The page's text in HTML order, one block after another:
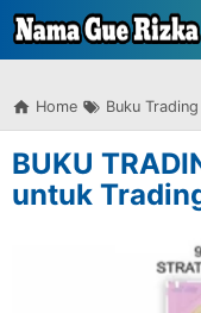
-->
Home Buku Trading
BUKU
untuk